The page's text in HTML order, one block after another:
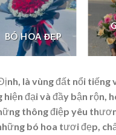
BÓ HOA ĐẸP
là vùng đất nổi
hiện đại và đầy bận
thông điệp yêu
bó hoa tươi đẹp,